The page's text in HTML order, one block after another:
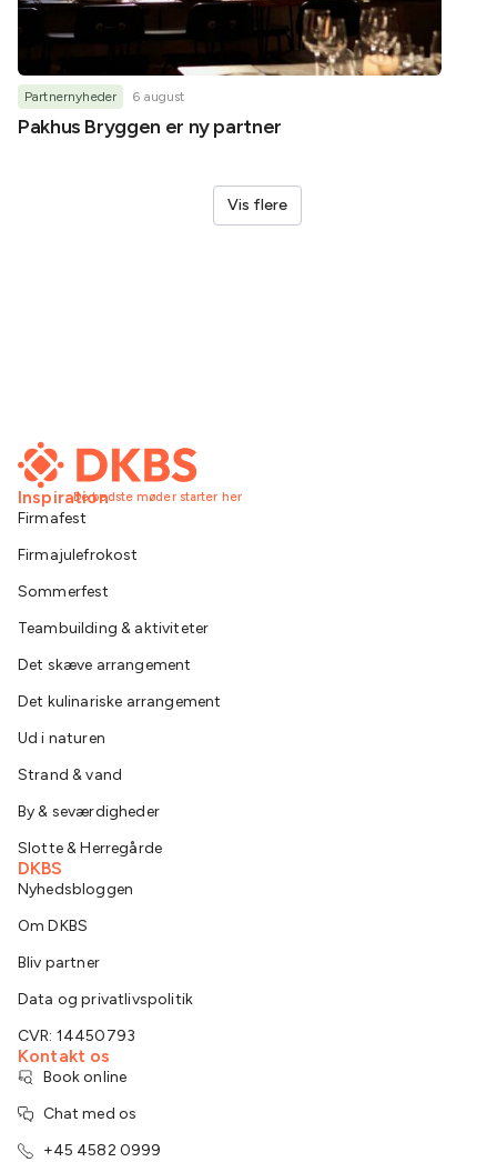
Partnernyheder 6 august
Pakhus Bryggen er ny partner
Vis flere
De bedste møder starter her
Inspiration
Firmafest
Firmajulefrokost
Sommerfest
Teambuilding & aktiviteter
Det skæve arrangement
Det kulinariske arrangement
Ud i naturen
Strand & vand
By & seværdigheder
Slotte & Herregårde
DKBS
Nyhedsbloggen
Om DKBS
Bliv partner
Data og privatlivspolitik
CVR: 14450793
Kontakt os
Book online
Chat med os
+45 4582 0999